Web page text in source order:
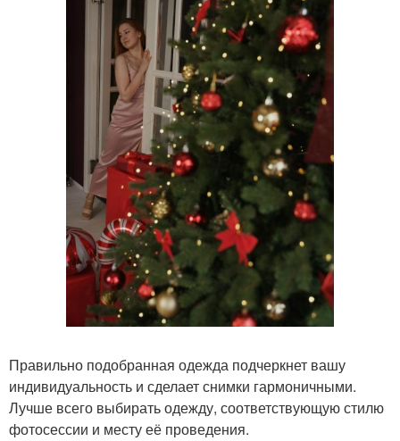
Правильно подобранная одежда подчеркнет вашу
индивидуальность и сделает снимки гармоничными.
Лучше всего выбирать одежду, соответствующую стилю
фотосессии и месту её проведения.